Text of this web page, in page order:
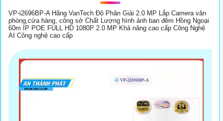
VP-i2696BP-A Hãng VanTech Độ Phân Giải 2.0 MP Lắp Camera văn
phòng,cửa hàng, công sở Chất Lượng hình ảnh ban đêm Hồng Ngoại
60m IP POE FULL HD 1080P 2.0 MP Khả năng cao cấp Công Nghệ
AI Công nghệ cao cấp